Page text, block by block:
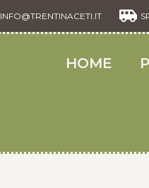
INFO@TRENTINACETI.IT
HOME